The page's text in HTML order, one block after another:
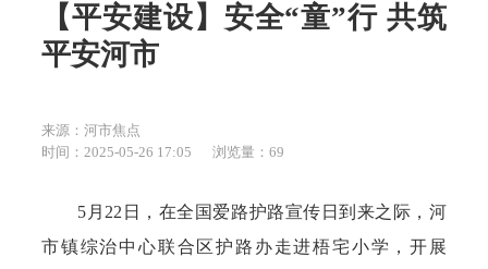
【平安建设】安全“童”行 共筑
平安河市
来源：河市焦点
时间：2025-05-26 17:05
浏览量： 69
5月22日，在全国爱路护路宣传日到来之际，河
市镇综治中心联合区护路办走进梧宅小学，开展